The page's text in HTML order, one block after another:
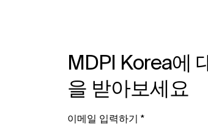
MDPI Korea에
을 받아보세요
이메일 입력하기​